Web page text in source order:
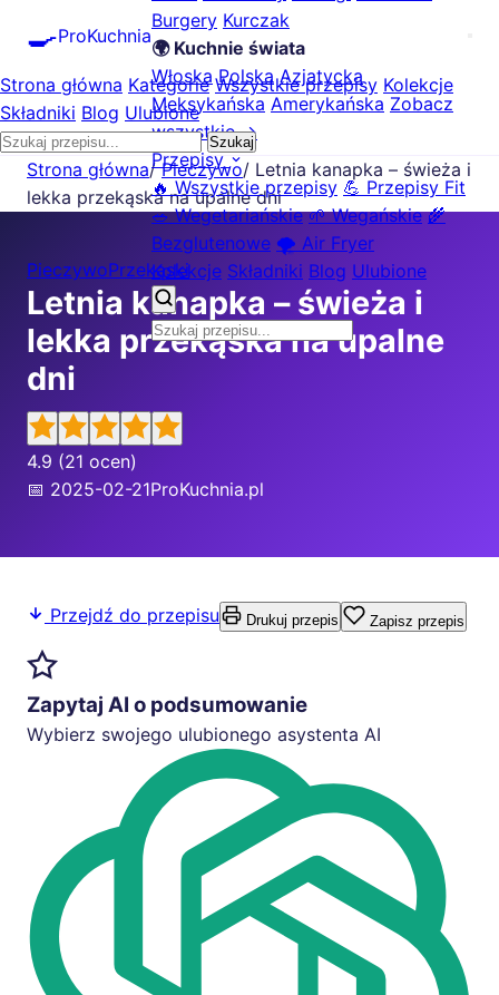
🍳ProKuchnia
Burgery Kurczak
🌍 Kuchnie świata
Włoska Polska Azjatycka
Meksykańska Amerykańska Zobacz
wszystkie →
Przepisy
🔥 Wszystkie przepisy 💪 Przepisy Fit
🥗 Wegetariańskie 🌱 Wegańskie 🌾
Bezglutenowe 🌪️ Air Fryer
Kolekcje Składniki Blog Ulubione
Strona główna Kategorie Wszystkie przepisy Kolekcje
Składniki Blog Ulubione
Szukaj
Strona główna/ Pieczywo/ Letnia kanapka – świeża i
lekka przekąska na upalne dni
PieczywoPrzekąski
Letnia kanapka – świeża i
lekka przekąska na upalne
dni
4.9 (21 ocen)
📅 2025-02-21ProKuchnia.pl
Przejdź do przepisu Drukuj przepis Zapisz przepis
Zapytaj AI o podsumowanie
Wybierz swojego ulubionego asystenta AI